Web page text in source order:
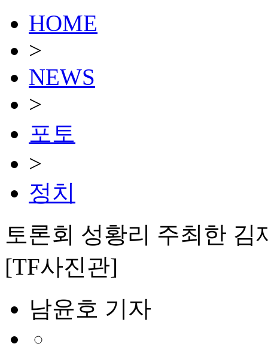
HOME
>
NEWS
>
포토
>
정치
토론회 성황리 주최한
[TF사진관]
남윤호 기자